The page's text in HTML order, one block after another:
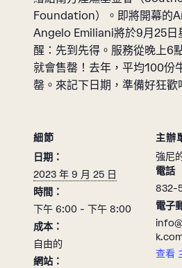
Foundation）。即將開幕的
Angelo Emiliani將於9月25日
醒：先到先得。服務從晚上6
就會售罄！去年，平均100份
罄。來記下日期，準備好狂歡
細節
日期：
2023 年 9 月 25 日
時間：
下午 6:00 - 下午 8:00
成本：
自由的
網站：
主辦
強尼
電話
832-
電子
查看